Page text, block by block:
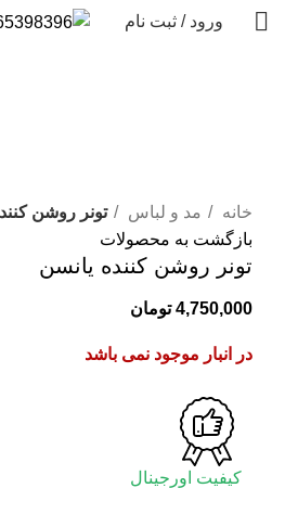
ورود / ثبت نام
خانه
مد و لباس
تونر روشن
بازگشت به محصولات
تونر روشن کننده یانسن
4,750,000 تومان
در انبار موجود نمی باشد
کیفیت اورجینال